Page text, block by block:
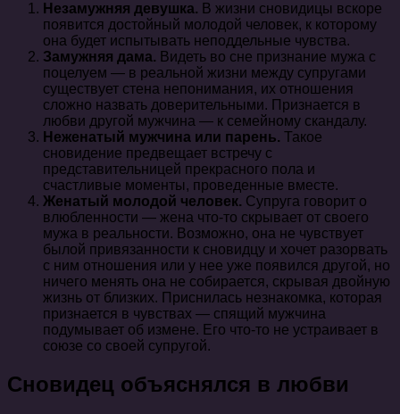
Незамужняя девушка. В жизни сновидицы вскоре
появится достойный молодой человек, к которому
она будет испытывать неподдельные чувства.
Замужняя дама. Видеть во сне признание мужа с
поцелуем — в реальной жизни между супругами
существует стена непонимания, их отношения
сложно назвать доверительными. Признается в
любви другой мужчина — к семейному скандалу.
Неженатый мужчина или парень. Такое
сновидение предвещает встречу с
представительницей прекрасного пола и
счастливые моменты, проведенные вместе.
Женатый молодой человек. Супруга говорит о
влюбленности — жена что-то скрывает от своего
мужа в реальности. Возможно, она не чувствует
былой привязанности к сновидцу и хочет разорвать
с ним отношения или у нее уже появился другой, но
ничего менять она не собирается, скрывая двойную
жизнь от близких. Приснилась незнакомка, которая
признается в чувствах — спящий мужчина
подумывает об измене. Его что-то не устраивает в
союзе со своей супругой.
Сновидец объяснялся в любви